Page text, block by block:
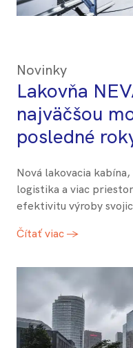
Novinky
Lakovňa
najväčšou
posledné
Nová lakovacia
logistika a viac
efektivitu výroby
Čítať viac →